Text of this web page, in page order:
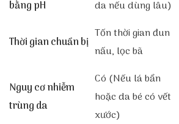
bằng pH
da nếu dùng lâu)
Thời gian chuẩn bị
Tốn thời gian đun
nấu, lọc bã
Nguy cơ nhiễm
trùng da
Có (Nếu lá bẩn
hoặc da bé có vết
xước)